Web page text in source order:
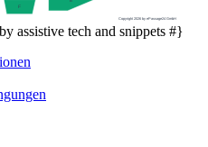
F
Copyright 2026 by ePassage24 GmbH
assistive tech and snippets #}